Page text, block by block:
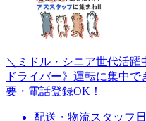
＼ミドル・シニア世代活
ドライバー》運転に集中
要・電話登録OK！
配送・物流スタッフ